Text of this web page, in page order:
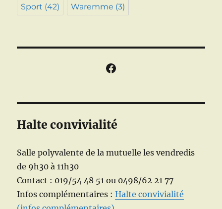
Sport (42) Waremme (3)
Facebook
Halte convivialité
Salle polyvalente de la mutuelle les vendredis
de 9h30 à 11h30
Contact : 019/54 48 51 ou 0498/62 21 77
Infos complémentaires :Halte convivialité